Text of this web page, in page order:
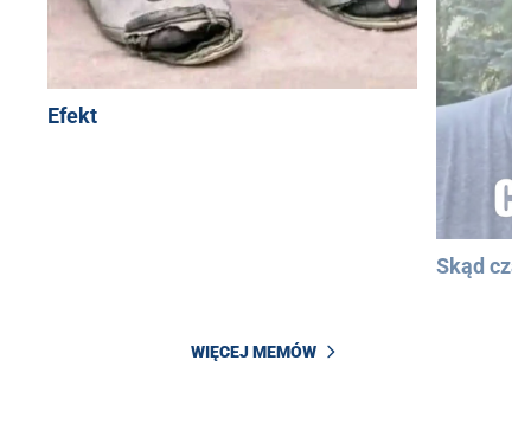
Efekt
Skąd
WIĘCEJ MEMÓW